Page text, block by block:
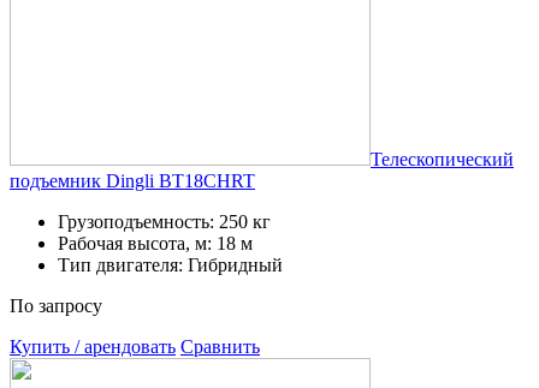
Телескопический
подъемник Dingli BT18CHRT
Грузоподъемность: 250 кг
Рабочая высота, м: 18 м
Тип двигателя: Гибридный
По запросу
Купить / арендовать Сравнить